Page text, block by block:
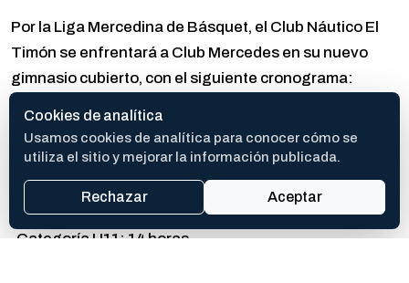
Por la Liga Mercedina de Básquet, el Club Náutico El
Timón se enfrentará a Club Mercedes en su nuevo
gimnasio cubierto, con el siguiente cronograma:
-Categoría U15: 11 horas
-Categoría U18: 12.30 horas
-Categoría U11: 14 horas
Cookies de analítica
Usamos cookies de analítica para conocer cómo se
utiliza el sitio y mejorar la información publicada.
Rechazar Aceptar